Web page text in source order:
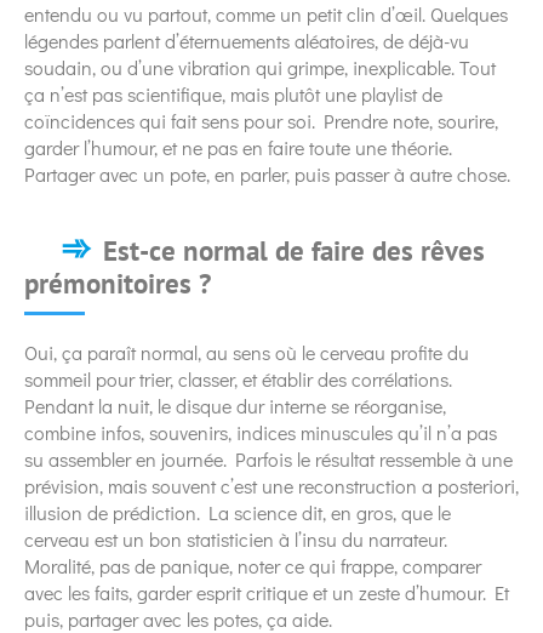
entendu ou vu partout, comme un petit clin d’œil. Quelques
légendes parlent d’éternuements aléatoires, de déjà-vu
soudain, ou d’une vibration qui grimpe, inexplicable. Tout
ça n’est pas scientifique, mais plutôt une playlist de
coïncidences qui fait sens pour soi. Prendre note, sourire,
garder l’humour, et ne pas en faire toute une théorie.
Partager avec un pote, en parler, puis passer à autre chose.
Est-ce normal de faire des rêves
prémonitoires ?
Oui, ça paraît normal, au sens où le cerveau profite du
sommeil pour trier, classer, et établir des corrélations.
Pendant la nuit, le disque dur interne se réorganise,
combine infos, souvenirs, indices minuscules qu’il n’a pas
su assembler en journée. Parfois le résultat ressemble à une
prévision, mais souvent c’est une reconstruction a posteriori,
illusion de prédiction. La science dit, en gros, que le
cerveau est un bon statisticien à l’insu du narrateur.
Moralité, pas de panique, noter ce qui frappe, comparer
avec les faits, garder esprit critique et un zeste d’humour. Et
puis, partager avec les potes, ça aide.